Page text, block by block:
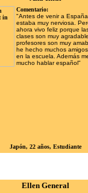
Comentario:
"Antes de venir a España
estaba muy nerviosa.
ahora vivo feliz porque
clases son muy
profesores son muy
he hecho muchos
en la escuela. Además
mucho hablar español"
Japón, 22 años, Estudiante
Ellen General